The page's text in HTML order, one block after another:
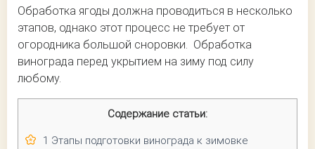
Обработка ягоды должна проводиться в несколько
этапов, однако этот процесс не требует от
огородника большой сноровки. Обработка
винограда перед укрытием на зиму под силу
любому.
Содержание статьи:
1 Этапы подготовки винограда к зимовке